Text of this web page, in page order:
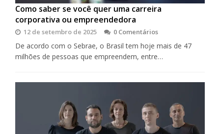
Como saber se você quer uma carreira
corporativa ou empreendedora
12 de setembro de 2025 0 Comentários
De acordo com o Sebrae, o Brasil tem hoje mais de 47
milhões de pessoas que empreendem, entre…